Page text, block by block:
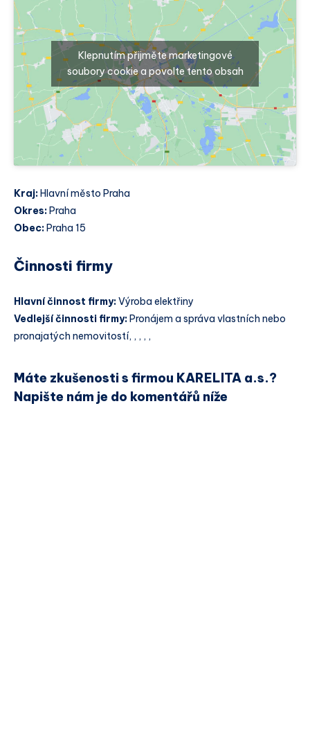
Klepnutím přijměte marketingové
soubory cookie a povolte tento obsah
Kraj: Hlavní město Praha
Okres: Praha
Obec: Praha 15
Činnosti firmy
Hlavní činnost firmy:Výroba elektřiny
Vedlejší činnosti firmy:Pronájem a správa vlastních nebo
pronajatých nemovitostí, , , , ,
Máte zkušenosti s firmou KARELITA a.s.?
Napište nám je do komentářů níže